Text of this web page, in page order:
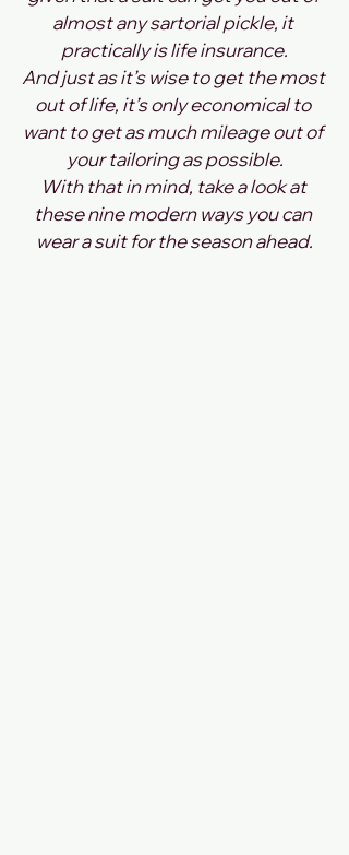
almost any sartorial pickle, it
practically is life insurance.
And just as it’s wise to get the most
out of life, it’s only economical to
want to get as much mileage out of
your tailoring as possible.
With that in mind, take a look at
these nine modern ways you can
wear a suit for the season ahead.